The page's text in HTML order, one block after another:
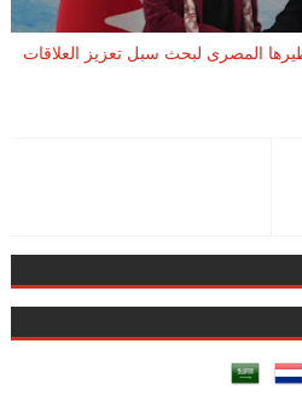
المصرى لبحث سبل تعزيز العلاقات